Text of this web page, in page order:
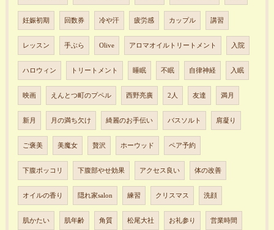
妊娠初期 回数券 冷や汗 疲労感 カップル 講習
レッスン 手ぶら Olive アロマオイルトリートメント 入院
ハロウィン トリートメント 睡眠 不眠 自律神経 入眠
映画 えんとつ町のプペル 西野亮廣 2人 友達 満月
新月 月の満ち欠け 綺麗のお手伝い バスソルト 肩凝り
ご褒美 美魔女 贅沢 ホーウッド ペア予約
下腹ポッコリ 下腹部やせ効果 アクセス良い 体の改善
オイルの香り 隠れ家salon 練習 クリスマス 洗顔
肌かたい 肌年齢 角質 松尾大社 お礼参り 営業時間